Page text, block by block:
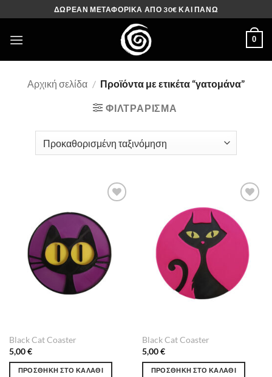
στο
περιεχόμενο
ΔΩΡΕΑΝ ΜΕΤΑΦΟΡΙΚΑ ΑΠΟ 30€ ΚΑΙ ΠΑΝΩ
0
Αρχική σελίδα / Προϊόντα με ετικέτα “γατομάνα”
ΦΙΛΤΡΆΡΙΣΜΑ
στην λίστα
επιθυμιών
Black Cat Coaster
5,00€
ΠΡΟΣΘΉΚΗ ΣΤΟ ΚΑΛΆΘΙ
Πρόσθήκη
στην λίστα
επιθυμιών
Black Cat Coaster
5,00€
ΠΡΟΣΘΉΚΗ ΣΤΟ ΚΑΛΆΘΙ